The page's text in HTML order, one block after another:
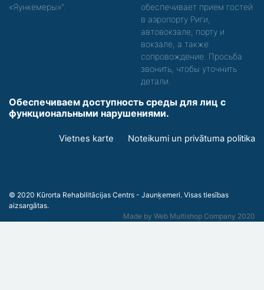
«Яункемеры»".
обеспечивает прием гостей
в аэропорту Риги,
автовокзале, порту и
вокзале, а также
сопровождение. Просьба
звонить, чтобы уточнить
детали.
Обеспечиваем доступность среды для лиц с
функциональными нарушениями.
Vietnes karte Noteikumi un privātuma politika
© 2020 Kūrorta Rehabilitācijas Centrs - Jaunķemeri. Visas tiesības
aizsargātas.
Made by Web Multishop Company 2020